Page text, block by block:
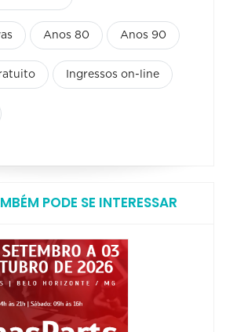
Anos 80 Anos 90
Ingressos on-line
PODE SE INTERESSAR